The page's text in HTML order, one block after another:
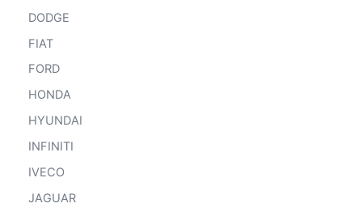
DODGE
FIAT
FORD
HONDA
HYUNDAI
INFINITI
IVECO
JAGUAR